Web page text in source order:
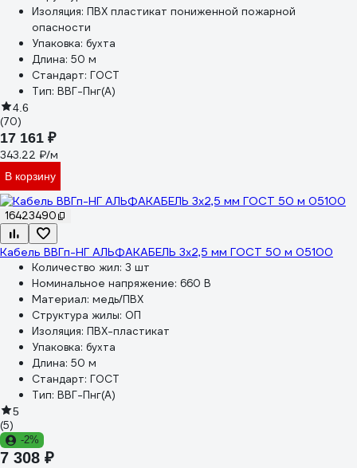
Изоляция: ПВХ пластикат пониженной пожарной
опасности
Упаковка: бухта
Длина: 50 м
Стандарт: ГОСТ
Тип: ВВГ-Пнг(А)
4.6
(70)
17 161 ₽
343.22 ₽/м
В корзину
16423490
Кабель ВВГп-НГ АЛЬФАКАБЕЛЬ 3х2,5 мм ГОСТ 50 м 05100
Количество жил: 3 шт
Номинальное напряжение: 660 В
Материал: медь/ПВХ
Структура жилы: ОП
Изоляция: ПВХ-пластикат
Упаковка: бухта
Длина: 50 м
Стандарт: ГОСТ
Тип: ВВГ-Пнг(А)
5
(5)
-2%
7 308 ₽